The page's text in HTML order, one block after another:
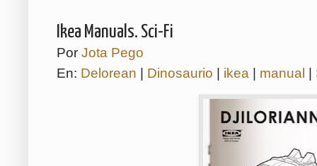
Ikea Manuals. Sci-Fi
Por Jota Pego
En: Delorean Dinosaurio ikea manual